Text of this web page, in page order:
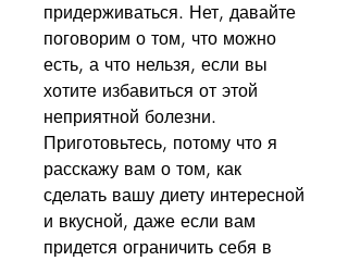
придерживаться. Нет, давайте
поговорим о том, что можно
есть, а что нельзя, если вы
хотите избавиться от этой
неприятной болезни.
Приготовьтесь, потому что я
расскажу вам о том, как
сделать вашу диету интересной
и вкусной, даже если вам
придется ограничить себя в